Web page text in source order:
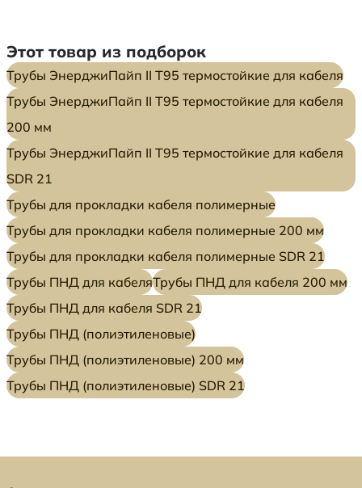
Этот товар из подборок
Трубы ЭнерджиПайп II Т95 термостойкие для кабеля
Трубы ЭнерджиПайп II Т95 термостойкие для кабеля
200 мм
Трубы ЭнерджиПайп II Т95 термостойкие для кабеля
SDR 21
Трубы для прокладки кабеля полимерные
Трубы для прокладки кабеля полимерные 200 мм
Трубы для прокладки кабеля полимерные SDR 21
Трубы ПНД для кабеляТрубы ПНД для кабеля 200 мм
Трубы ПНД для кабеля SDR 21
Трубы ПНД (полиэтиленовые)
Трубы ПНД (полиэтиленовые) 200 мм
Трубы ПНД (полиэтиленовые) SDR 21